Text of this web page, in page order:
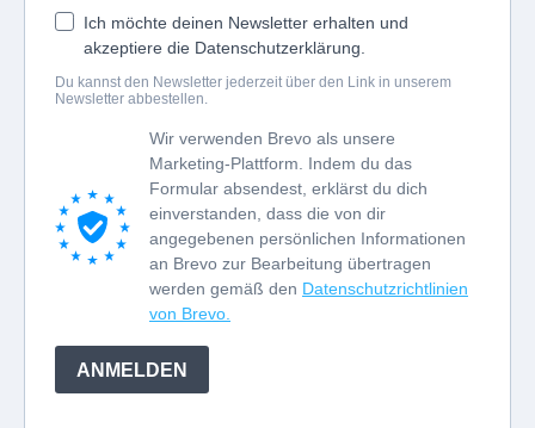
Ich möchte deinen Newsletter erhalten und
akzeptiere die Datenschutzerklärung.
Du kannst den Newsletter jederzeit über den Link in unserem
Newsletter abbestellen.
Wir verwenden Brevo als unsere
Marketing-Plattform. Indem du das
Formular absendest, erklärst du dich
einverstanden, dass die von dir
angegebenen persönlichen Informationen
an Brevo zur Bearbeitung übertragen
werden gemäß den Datenschutzrichtlinien
von Brevo.
ANMELDEN